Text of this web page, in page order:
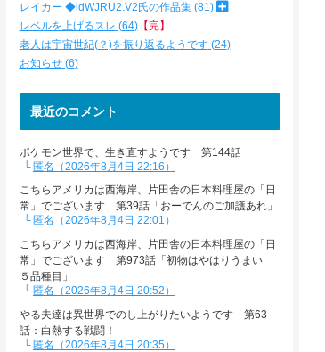
レイカー ◆ldWJRU2.V2氏の作品集 81
レベルを上げるスレ 64 【完】
老人は宇宙世紀(？)を振り返るようです 24
お知らせ 6
最近のコメント
ポケモン世界で、生き直すようです 第144話
匿名（2026年8月4日 22:16）
こちらアメリカは西海岸、片田舎の日本料理屋の「日
常」でございます 第39話「おーでんのご加護あれ」
匿名（2026年8月4日 22:01）
こちらアメリカは西海岸、片田舎の日本料理屋の「日
常」でございます 第973話「初物はやはりうまい
５品種目」
匿名（2026年8月4日 20:52）
やる夫達は異世界でのし上がりたいようです 第63
話：白熱する戦闘！
匿名（2026年8月4日 20:35）